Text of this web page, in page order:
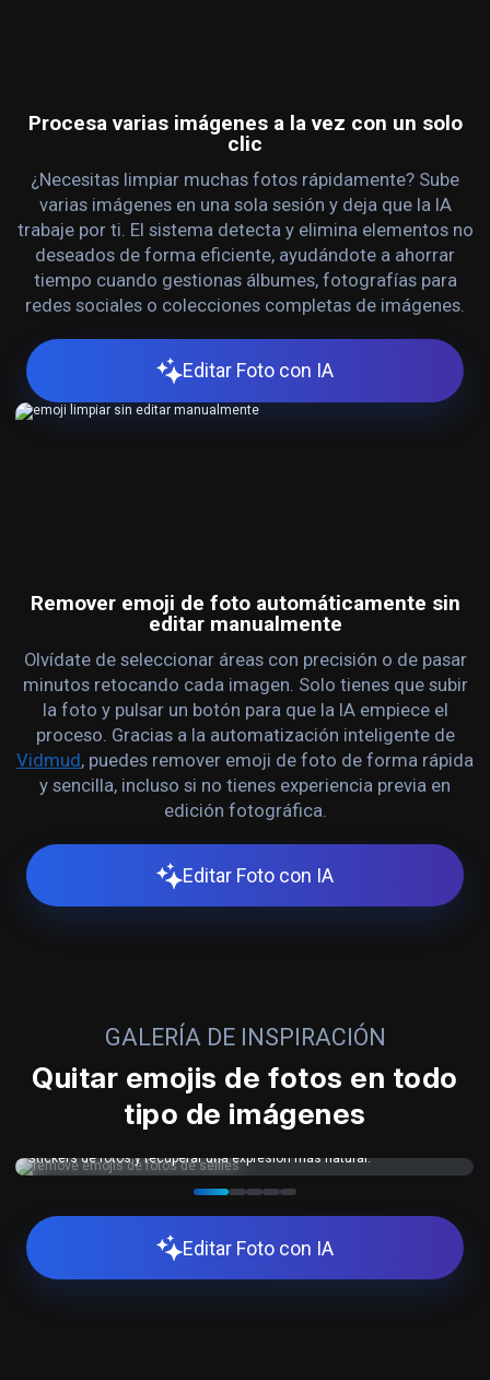
Procesa varias imágenes a la vez con un solo
clic
¿Necesitas limpiar muchas fotos rápidamente? Sube
varias imágenes en una sola sesión y deja que la IA
trabaje por ti. El sistema detecta y elimina elementos no
deseados de forma eficiente, ayudándote a ahorrar
tiempo cuando gestionas álbumes, fotografías para
redes sociales o colecciones completas de imágenes.
Editar Foto con IA
Remover emoji de foto automáticamente sin
editar manualmente
Olvídate de seleccionar áreas con precisión o de pasar
minutos retocando cada imagen. Solo tienes que subir
la foto y pulsar un botón para que la IA empiece el
proceso. Gracias a la automatización inteligente de
Vidmud, puedes remover emoji de foto de forma rápida
y sencilla, incluso si no tienes experiencia previa en
edición fotográfica.
Editar Foto con IA
GALERÍA DE INSPIRACIÓN
Quitar emojis de fotos en todo
tipo de imágenes
stickers de fotos y recuperar una expresión más natural.
Editar Foto con IA